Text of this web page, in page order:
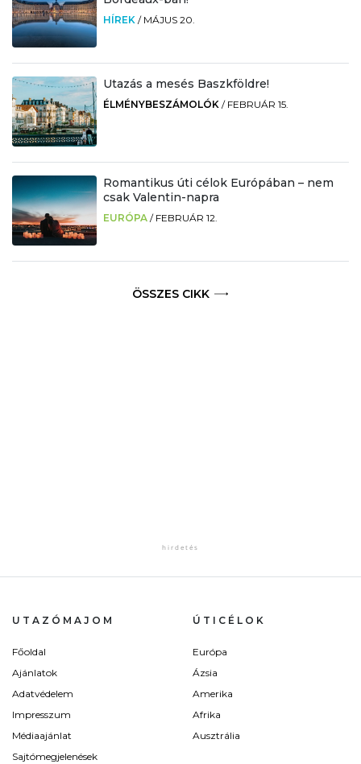
HÍREK / MÁJUS 20.
Utazás a mesés Baszkföldre!
ÉLMÉNYBESZÁMOLÓK / FEBRUÁR 15.
Romantikus úti célok Európában – nem
csak Valentin-napra
EURÓPA / FEBRUÁR 12.
ÖSSZES CIKK
UTAZÓMAJOM
Főoldal
Ajánlatok
Adatvédelem
Impresszum
Médiaajánlat
Sajtómegjelenések
ÚTICÉLOK
Európa
Ázsia
Amerika
Afrika
Ausztrália